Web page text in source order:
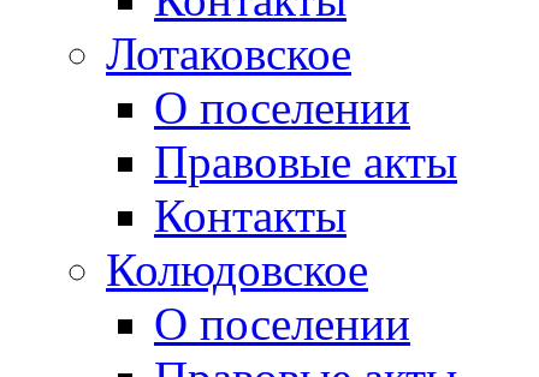
Лотаковское
О поселении
Правовые акты
Контакты
Колюдовское
О поселении